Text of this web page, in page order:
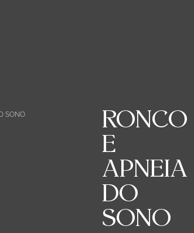
SONO
RONCO
E
APNEIA
DO
SONO